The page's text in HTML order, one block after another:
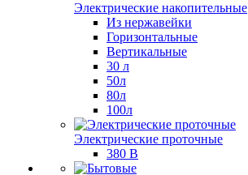
Электрические накопительные
Из нержавейки
Горизонтальные
Вертикальные
30 л
50л
80л
100л
Электрические проточные
380 В